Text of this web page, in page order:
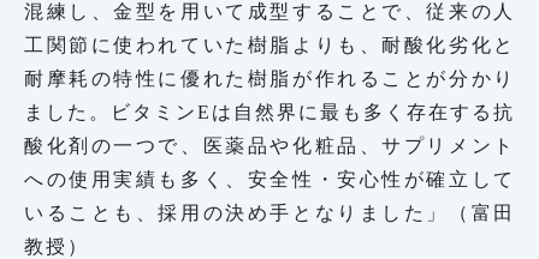
混練し、金型を用いて成型することで、従来の人
工関節に使われていた樹脂よりも、耐酸化劣化と
耐摩耗の特性に優れた樹脂が作れることが分かり
ました。ビタミンEは自然界に最も多く存在する抗
酸化剤の一つで、医薬品や化粧品、サプリメント
への使用実績も多く、安全性・安心性が確立して
いることも、採用の決め手となりました」（富田
教授）